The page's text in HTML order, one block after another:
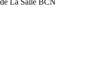
La Salle BCN